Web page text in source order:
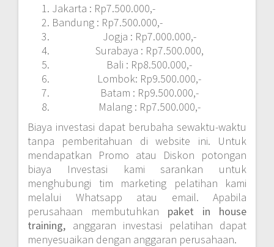
Jakarta : Rp7.500.000,-
Bandung : Rp7.500.000,-
Jogja : Rp7.000.000,-
Surabaya : Rp7.500.000,
Bali : Rp8.500.000,-
Lombok: Rp9.500.000,-
Batam : Rp9.500.000,-
Malang : Rp7.500.000,-
Biaya investasi dapat berubaha sewaktu-waktu
tanpa pemberitahuan di website ini. Untuk
mendapatkan Promo atau Diskon potongan
biaya Investasi kami sarankan untuk
menghubungi tim marketing pelatihan kami
melalui Whatsapp atau email. Apabila
perusahaan membutuhkan paket in house
training, anggaran investasi pelatihan dapat
menyesuaikan dengan anggaran perusahaan.